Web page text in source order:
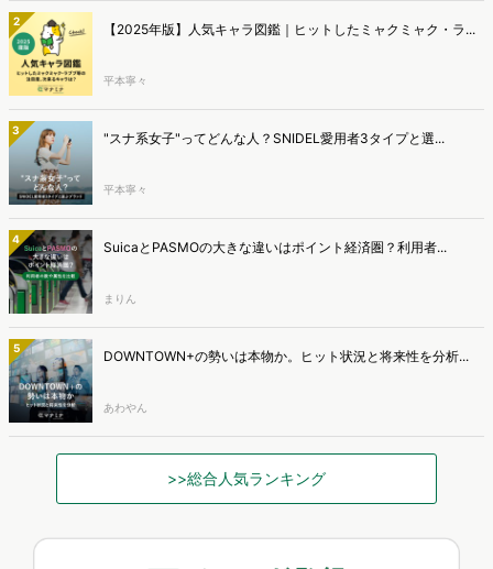
2 【2025年版】人気キャラ図鑑｜ヒットしたミャクミャク・ラ...
平本寧々
3 "スナ系女子"ってどんな人？SNIDEL愛用者3タイプと選...
平本寧々
4 SuicaとPASMOの大きな違いはポイント経済圏？利用者...
まりん
5 DOWNTOWN+の勢いは本物か。ヒット状況と将来性を分析...
あわやん
>>総合人気ランキング